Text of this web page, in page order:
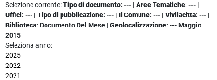
Selezione corrente:Tipo di documento: --- | Aree Tematiche: --- |
Uffici: --- | Tipo di pubblicazione: --- | Il Comune: --- | Vivilacitta: --- |
Biblioteca: Documento Del Mese | Geolocalizzazione: --- Maggio
2015
Seleziona anno:
2025
2022
2021